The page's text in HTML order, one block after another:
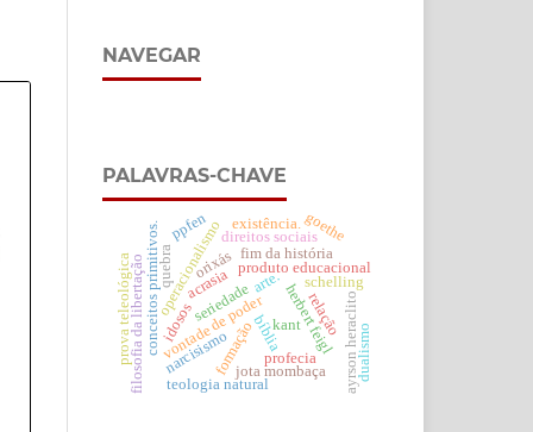
NAVEGAR
PALAVRAS-CHAVE
kant
herbert feigl
bíblia
profecia
produto educacional
relação
vontade de poder
acrasia
formação
conceitos primitivos.operacionalismo fim da história
idosos
direitos sociais
filosofia da libertação arte. schelling
prova teleológica
teologia natural
existência.
ayrson heraclito
goethe
dualismo
narcisismo
seriedade
jota mombaça
quebra
ppfen
orixás